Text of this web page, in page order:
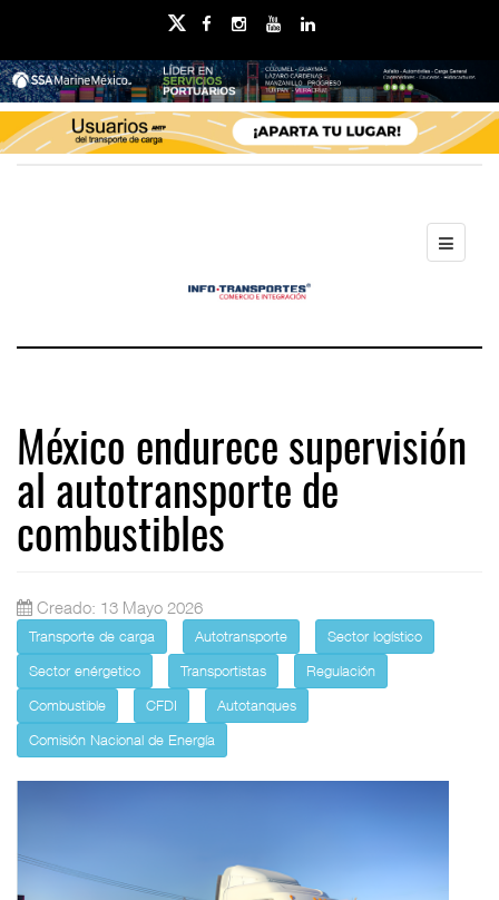
México endurece supervisión
al autotransporte de
combustibles
Creado: 13 Mayo 2026
Transporte de carga Autotransporte
Sector logístico
Sector enérgetico
Transportistas
Regulación
Combustible
CFDI
Autotanques
Comisión Nacional de Energía